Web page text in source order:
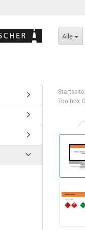
Alle
Startseite
Toolbox